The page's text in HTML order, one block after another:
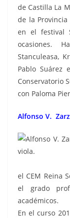
de Castilla La
de la Provincia
en el festival
ocasiones.
Stanculeasa,
Pablo Suárez
Conservatorio
con Paloma
Alfonso V.
el CEM Reina
el grado
académicos.
En el curso